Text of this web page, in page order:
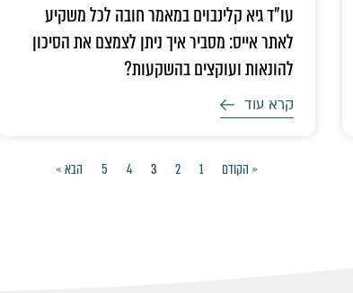
עו"ד גיא קלינבוים במאמר חובה לכל משקיע
לאתר אייס: מסביר איך ניתן לצמצם את הסיכון
להונאות ועוקצים בהשקעות?
קרא עוד
« הקודם 1
2
3
4
5 הבא »